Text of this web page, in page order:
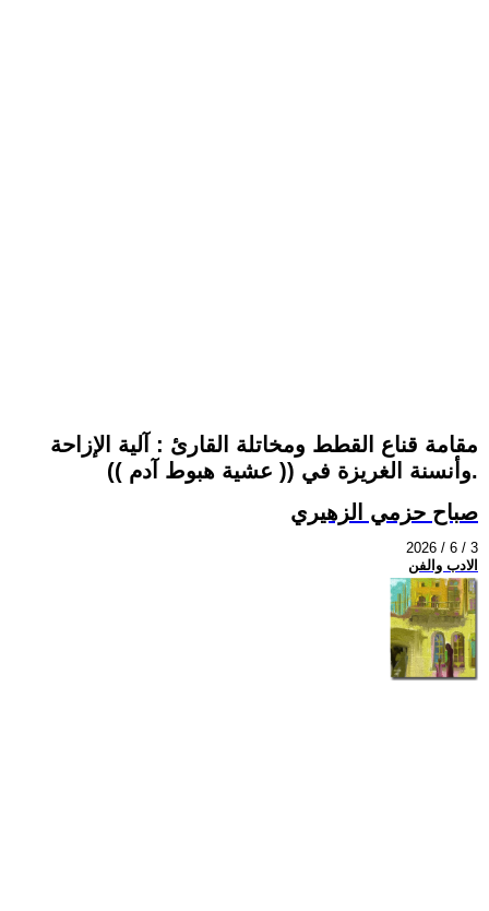
مقامة قناع القطط ومخاتلة القارئ : آلية الإزاحة
وأنسنة الغريزة في (( عشية هبوط آدم )).
صباح حزمي الزهيري
2026 / 6 / 3
الادب والفن